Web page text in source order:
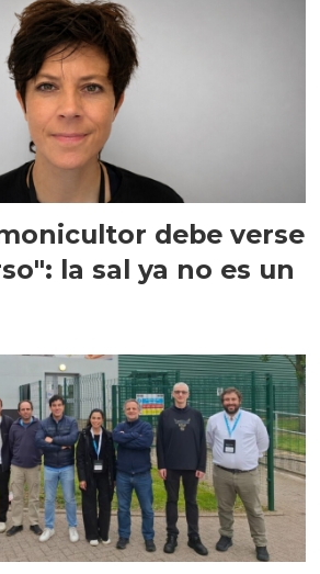
debe verse
la sal ya no es un